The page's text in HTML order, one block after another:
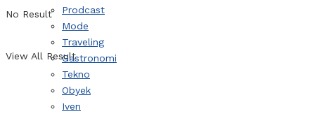
No Result
View All Result
Prodcast
Mode
Traveling
Gastronomi
Tekno
Obyek
Iven